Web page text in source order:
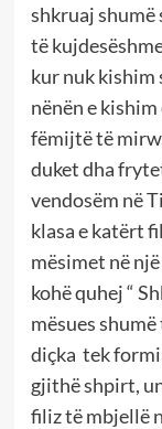
shkruaj shumë
të
kur nuk kishim
nënën e
fëmijtë të
duket dha
vendosëm në
klasa e katërt
mësimet në
kohë quhej “
mësues
diçka tek
gjithë shpirt,
filiz të mbjellë